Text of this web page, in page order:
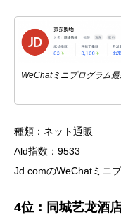
WeChatミニプログラム
種類：ネット通販
Ald指数：9533
Jd.comのWeChatミニ
4位：同城艺龙酒